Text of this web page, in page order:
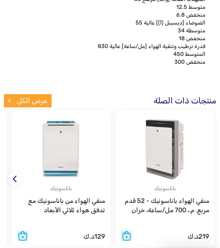
متوسط 12.5
منخفض 6.8
الضوضاء [ديسيبل (أ)] عالية 55
متوسطة 34
منخفض 18
قدرة ترطيب وتنقية الهواء [مل/ساعة] عالية 830
المتوسط 450
منخفض 300
منتجات ذات الصلة عرض الكل
باناسونيك
منقي الهواء باناسونيك - 52 قدم
مربع. م.، 700 مل/ساعة، خزان
219د.ك
باناسونيك
منقي الهواء من باناسونيك مع
تدفق هواء ثلاثي الأبعاد
129د.ك